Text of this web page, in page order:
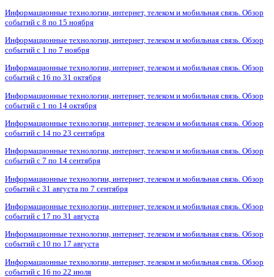
Информационные технологии, интернет, телеком и мобильная связь. Обзор
событий с 8 по 15 ноября
Информационные технологии, интернет, телеком и мобильная связь. Обзор
событий с 1 по 7 ноября
Информационные технологии, интернет, телеком и мобильная связь. Обзор
событий с 16 по 31 октября
Информационные технологии, интернет, телеком и мобильная связь. Обзор
событий с 1 по 14 октября
Информационные технологии, интернет, телеком и мобильная связь. Обзор
событий с 14 по 23 сентября
Информационные технологии, интернет, телеком и мобильная связь. Обзор
событий с 7 по 14 сентября
Информационные технологии, интернет, телеком и мобильная связь. Обзор
событий с 31 августа по 7 сентября
Информационные технологии, интернет, телеком и мобильная связь. Обзор
событий с 17 по 31 августа
Информационные технологии, интернет, телеком и мобильная связь. Обзор
событий с 10 по 17 августа
Информационные технологии, интернет, телеком и мобильная связь. Обзор
событий с 16 по 22 июля